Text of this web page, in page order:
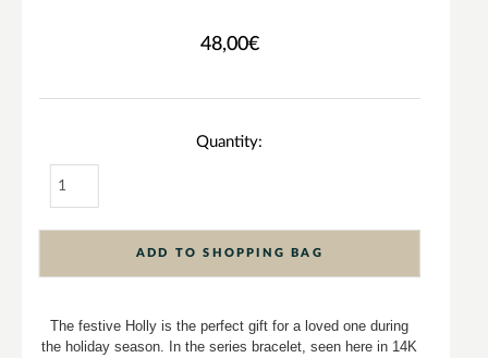
48,00€
Quantity:
ADD TO SHOPPING BAG
The festive Holly is the perfect gift for a loved one during
the holiday season. In the series bracelet, seen here in 14K